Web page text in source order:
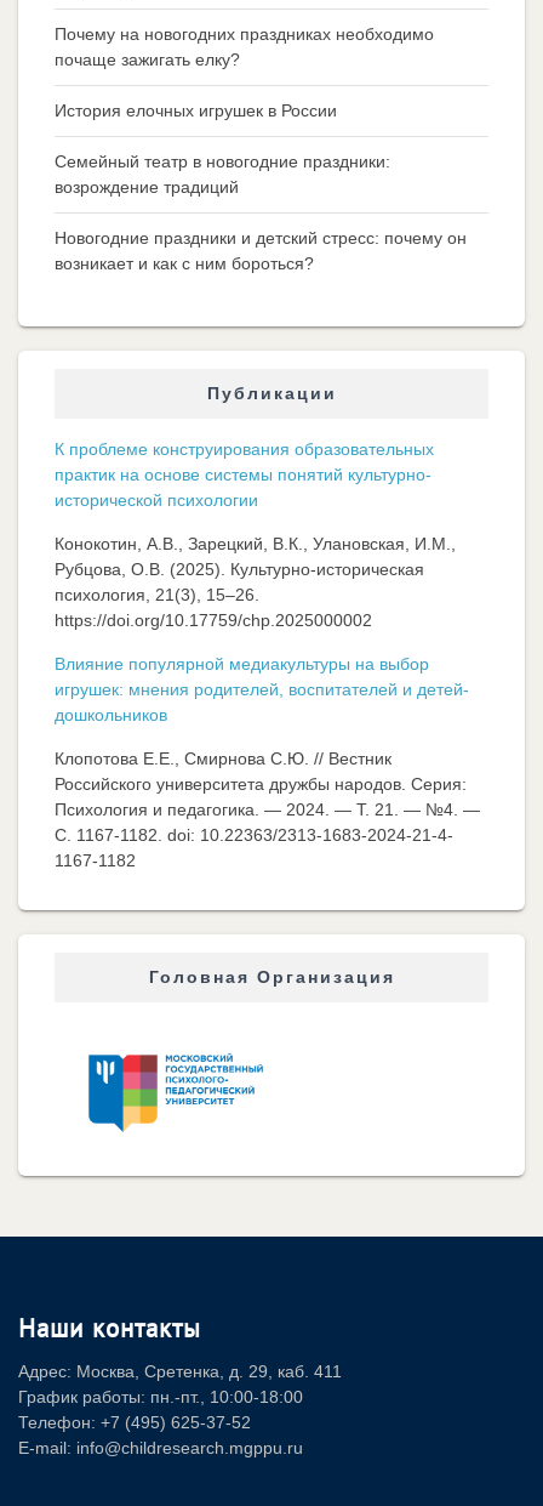
Почему на новогодних праздниках необходимо
почаще зажигать елку?
История елочных игрушек в России
Семейный театр в новогодние праздники:
возрождение традиций
Новогодние праздники и детский стресс: почему он
возникает и как с ним бороться?
Публикации
К проблеме конструирования образовательных
практик на основе системы понятий культурно-
исторической психологии
Конокотин, А.В., Зарецкий, В.К., Улановская, И.М.,
Рубцова, О.В. (2025). Культурно-историческая
психология, 21(3), 15–26.
https://doi.org/10.17759/chp.2025000002
Влияние популярной медиакультуры на выбор
игрушек: мнения родителей, воспитателей и детей-
дошкольников
Клопотова Е.Е., Смирнова С.Ю. // Вестник
Российского университета дружбы народов. Серия:
Психология и педагогика. — 2024. — Т. 21. — №4. —
C. 1167-1182. doi: 10.22363/2313-1683-2024-21-4-
1167-1182
Головная Организация
Наши контакты
Адрес: Москва, Сретенка, д. 29, каб. 411
График работы: пн.-пт., 10:00-18:00
Телефон: +7 (495) 625-37-52
E-mail: info@childresearch.mgppu.ru